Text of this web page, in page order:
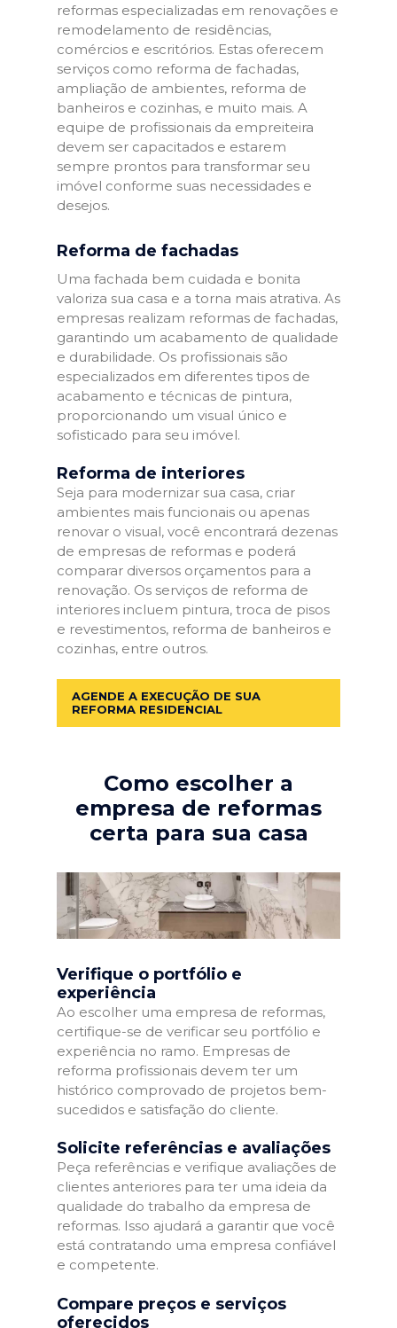
reformas especializadas em renovações e
remodelamento de residências,
comércios e escritórios. Estas oferecem
serviços como reforma de fachadas,
ampliação de ambientes, reforma de
banheiros e cozinhas, e muito mais. A
equipe de profissionais da empreiteira
devem ser capacitados e estarem
sempre prontos para transformar seu
imóvel conforme suas necessidades e
desejos.
Reforma de fachadas
Uma fachada bem cuidada e bonita
valoriza sua casa e a torna mais atrativa. As
empresas realizam reformas de fachadas,
garantindo um acabamento de qualidade
e durabilidade. Os profissionais são
especializados em diferentes tipos de
acabamento e técnicas de pintura,
proporcionando um visual único e
sofisticado para seu imóvel.
Reforma de interiores
Seja para modernizar sua casa, criar
ambientes mais funcionais ou apenas
renovar o visual, você encontrará dezenas
de empresas de reformas e poderá
comparar diversos orçamentos para a
renovação. Os serviços de reforma de
interiores incluem pintura, troca de pisos
e revestimentos, reforma de banheiros e
cozinhas, entre outros.
AGENDE A EXECUÇÃO DE SUA
REFORMA RESIDENCIAL
Como escolher a
empresa de reformas
certa para sua casa
Verifique o portfólio e
experiência
Ao escolher uma empresa de reformas,
certifique-se de verificar seu portfólio e
experiência no ramo. Empresas de
reforma profissionais devem ter um
histórico comprovado de projetos bem-
sucedidos e satisfação do cliente.
Solicite referências e avaliações
Peça referências e verifique avaliações de
clientes anteriores para ter uma ideia da
qualidade do trabalho da empresa de
reformas. Isso ajudará a garantir que você
está contratando uma empresa confiável
e competente.
Compare preços e serviços
oferecidos